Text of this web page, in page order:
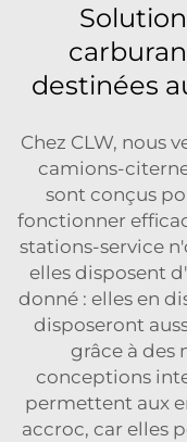
destinées
Chez CLW, nous
camions-
sont conçus
fonctionner
stations-service
elles disposent
donné : elles en
disposeront
grâce à des
conceptions
permettent aux
accroc, car elles